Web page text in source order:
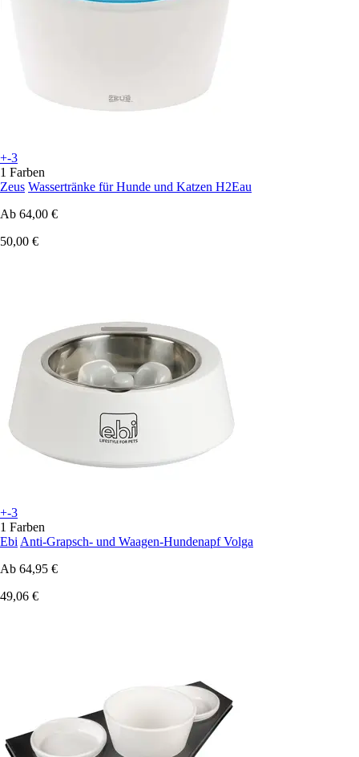
+-3
1 Farben
Zeus Wassertränke für Hunde und Katzen H2Eau
Ab 64,00 €
50,00 €
+-3
1 Farben
Ebi Anti-Grapsch- und Waagen-Hundenapf Volga
Ab 64,95 €
49,06 €